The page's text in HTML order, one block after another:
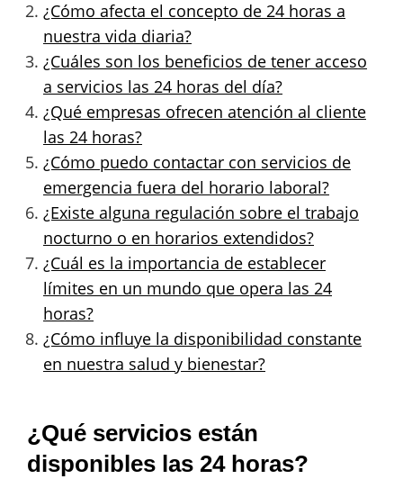
¿Cómo afecta el concepto de 24 horas a
nuestra vida diaria?
¿Cuáles son los beneficios de tener acceso
a servicios las 24 horas del día?
¿Qué empresas ofrecen atención al cliente
las 24 horas?
¿Cómo puedo contactar con servicios de
emergencia fuera del horario laboral?
¿Existe alguna regulación sobre el trabajo
nocturno o en horarios extendidos?
¿Cuál es la importancia de establecer
límites en un mundo que opera las 24
horas?
¿Cómo influye la disponibilidad constante
en nuestra salud y bienestar?
¿Qué servicios están
disponibles las 24 horas?